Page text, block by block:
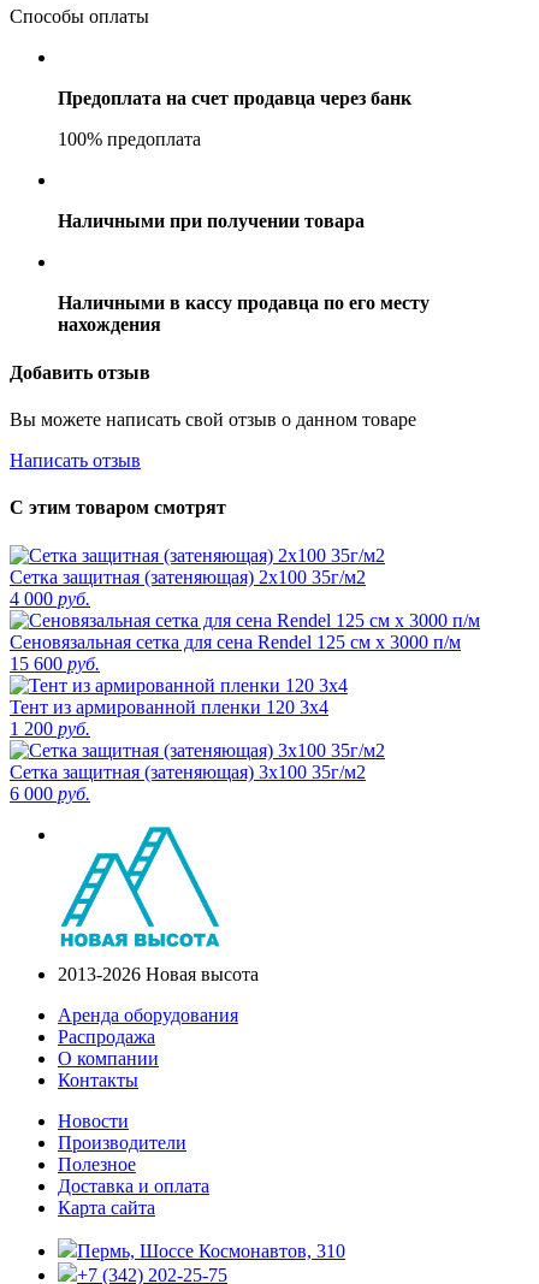
Способы оплаты
Предоплата на счет продавца через банк
100% предоплата
Наличными при получении товара
Наличными в кассу продавца по его месту
нахождения
Добавить отзыв
Вы можете написать свой отзыв о данном товаре
Написать отзыв
С этим товаром смотрят
Сетка защитная (затеняющая) 2х100 35г/м2
4 000 руб.
Сеновязальная сетка для сена Rendel 125 см х 3000 п/м
15 600 руб.
Тент из армированной пленки 120 3х4
1 200 руб.
Сетка защитная (затеняющая) 3х100 35г/м2
6 000 руб.
2013-2026 Новая высота
Аренда оборудования
Распродажа
О компании
Контакты
Новости
Производители
Полезное
Доставка и оплата
Карта сайта
Пермь, Шоссе Космонавтов, 310
+7 (342) 202-25-75